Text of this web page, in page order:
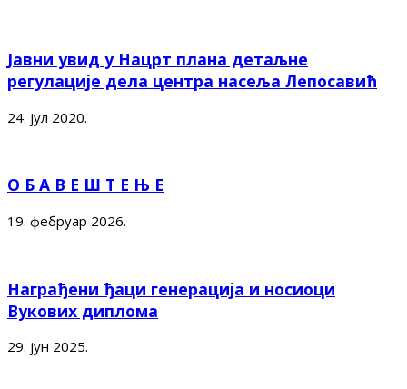
Јавни увид у Нацрт плана детаљне
регулације дела центра насеља Лепосавић
24. јул 2020.
О Б А В Е Ш Т Е Њ Е
19. фебруар 2026.
Награђени ђаци генерација и носиоци
Вукових диплома
29. јун 2025.